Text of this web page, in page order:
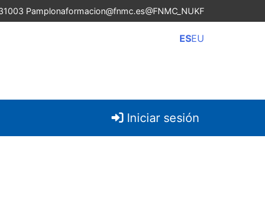
Pamplonaformacion@fnmc.es@FNMC_NUKF
ESEU
Iniciar sesión